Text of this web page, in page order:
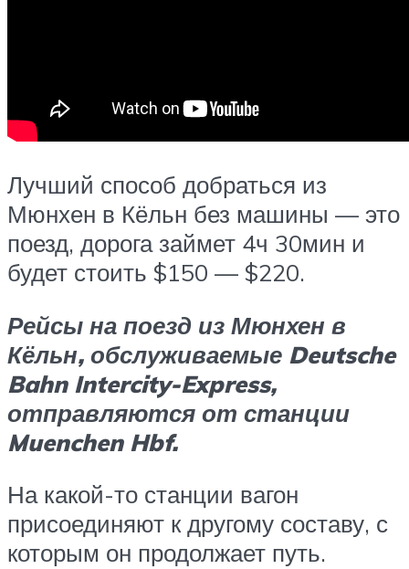
Лучший способ добраться из
Мюнхен в Кёльн без машины — это
поезд, дорога займет 4ч 30мин и
будет стоить $150 — $220.
Рейсы на поезд из Мюнхен в
Кёльн, обслуживаемые Deutsche
Bahn Intercity-Express,
отправляются от станции
Muenchen Hbf.
На какой-то станции вагон
присоединяют к другому составу, с
которым он продолжает путь.